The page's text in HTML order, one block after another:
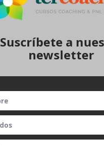
Suscríbete a
newsletter